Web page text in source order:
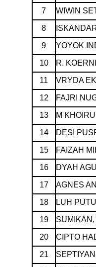
7 WIWIN
8
9 YOYOK
10 R.
11 VRYDA
12 FAJRI
13 M
14 DESI
15 FAIZAH
16 DYAH
17 AGNES
18 LUH
19 SUMIKAN,
20 CIPTO
21